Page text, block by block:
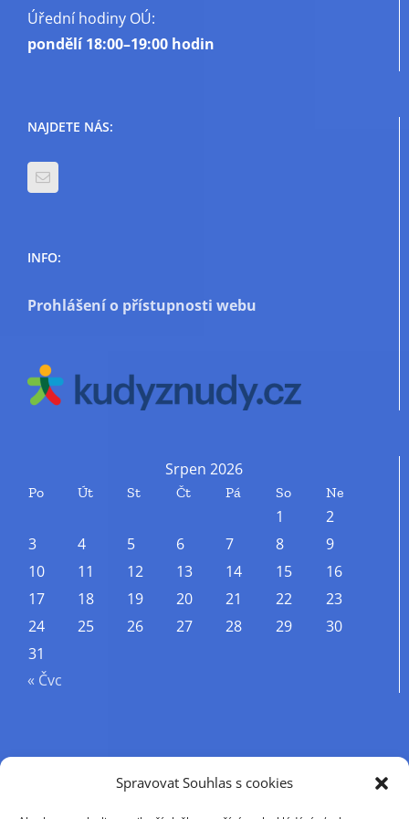
Spravovat Souhlas s cookies
Úřední hodiny OÚ:
pondělí18:00–19:00 hodin
NAJDETE NÁS:
INFO:
Prohlášení o přístupnosti webu
Srpen 2026
Po Út St Čt Pá So Ne
1
2
3
4 5 6 7 8
9
10
11 12 13 14 15
16
17
18 19 20 21 22
23
24
25 26 27 28 29
30
31
« Čvc
Příjmení